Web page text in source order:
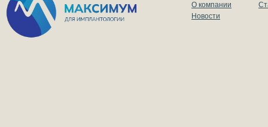
О компании
Новости